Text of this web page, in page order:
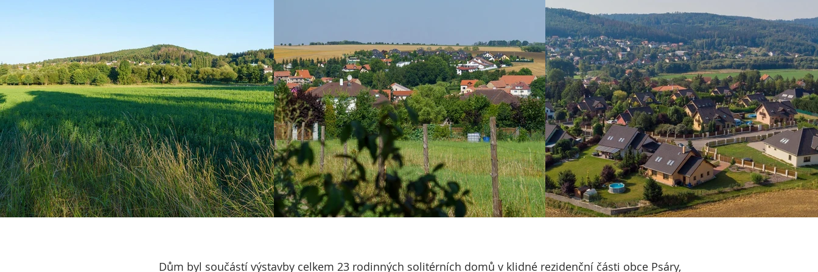
Dům byl součástí výstavby celkem 23 rodinných solitérních domů v klidné rezidenční části obce Psáry,